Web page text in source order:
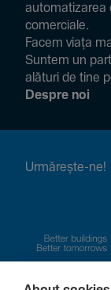
auto­ma­ti­zarea
comer­ciale.
Facem viața
Suntem un
alături de tine
Despre noi
Urmă­rește-ne!